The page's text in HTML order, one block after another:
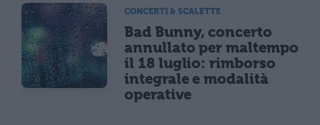
CONCERTI & SCALETTE
Bad Bunny, concerto
annullato per maltempo
il 18 luglio: rimborso
integrale e modalità
operative